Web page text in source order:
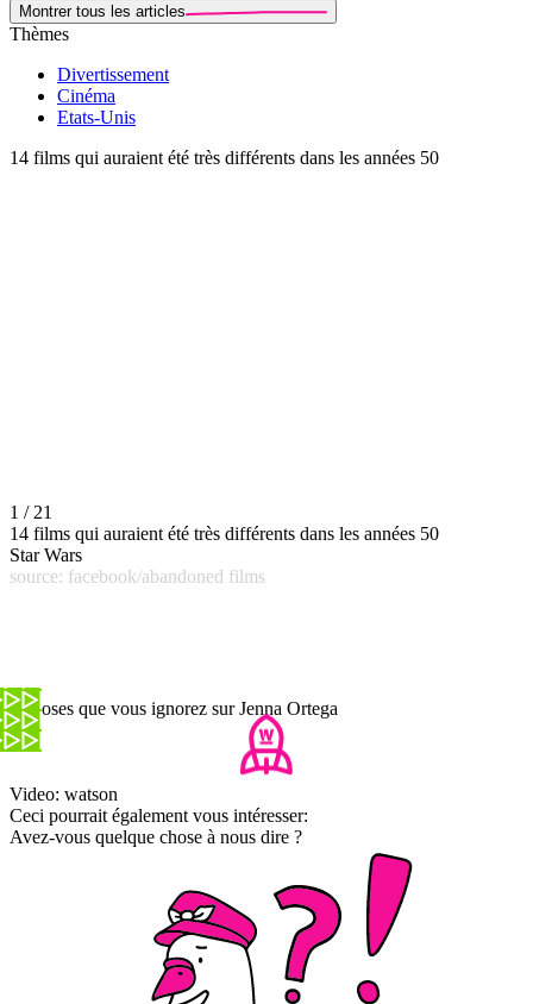
Montrer tous les articles
Thèmes
Divertissement
Cinéma
Etats-Unis
14 films qui auraient été très différents dans les années 50
1 / 21
14 films qui auraient été très différents dans les années 50
Star Wars
source: facebook/abandoned films
5 choses que vous ignorez sur Jenna Ortega
Video: watson
Ceci pourrait également vous intéresser:
Avez-vous quelque chose à nous dire ?